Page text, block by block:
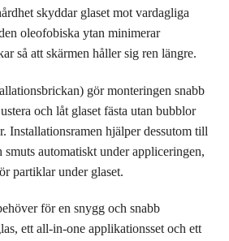
skyddar glaset mot vardagliga
oleofobiska ytan minimerar
så att skärmen håller sig ren längre.
gör monteringen snabb
och låt glaset fästa utan bubblor
Installationsramen hjälper dessutom till
smuts automatiskt under appliceringen,
partiklar under glaset.
för en snygg och snabb
ett all-in-one applikationsset och ett